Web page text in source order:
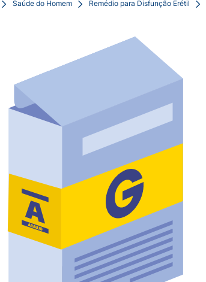
Saúde do Homem Remédio para Disfunção Erétil